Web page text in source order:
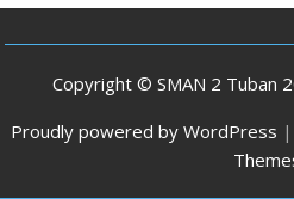
Copyright © SMAN 2 Tuban
Proudly powered by WordPress |